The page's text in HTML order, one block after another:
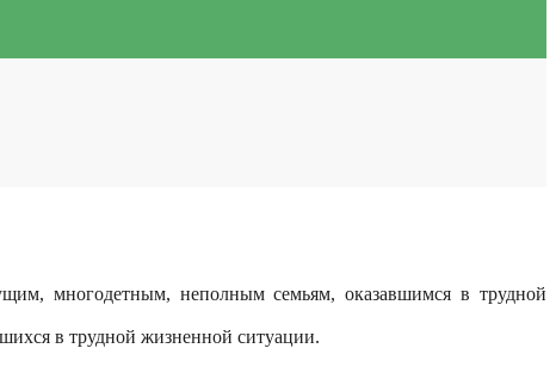
многодетным, неполным семьям, оказавшимся в трудной
в трудной жизненной ситуации.